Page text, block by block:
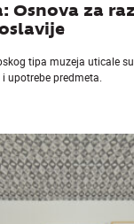
Osnova za
tipa muzeja uticale
upotrebe predmeta.